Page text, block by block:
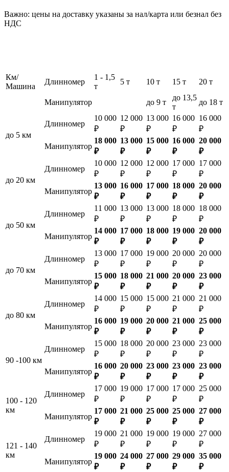
Важно: цены на доставку указаны за нал/карта или безнал без
НДС
Км/
Машина
Длинномер
1 - 1,5
т
5 т 10 т 15 т 20 т
Манипулятор до 9 т
до 13,5
т
до 18 т
до 5 км
Длинномер
10 000
₽
12 000
₽
13 000
₽
16 000
₽
16 000
₽
Манипулятор
18 000
₽
13 000
₽
15 000
₽
16 000
₽
20 000
₽
до 20 км
Длинномер
10 000
₽
12 000
₽
12 000
₽
17 000
₽
17 000
₽
Манипулятор
13 000
₽
16 000
₽
17 000
₽
18 000
₽
20 000
₽
до 50 км
Длинномер
11 000
₽
13 000
₽
13 000
₽
18 000
₽
18 000
₽
Манипулятор
14 000
₽
17 000
₽
18 000
₽
19 000
₽
20 000
₽
до 70 км
Длинномер
13 000
₽
17 000
₽
19 000
₽
20 000
₽
20 000
₽
Манипулятор
15 000
₽
18 000
₽
21 000
₽
20 000
₽
23 000
₽
до 80 км
Длинномер
14 000
₽
15 000
₽
15 000
₽
21 000
₽
21 000
₽
Манипулятор
16 000
₽
19 000
₽
20 000
₽
21 000
₽
25 000
₽
90 -100 км
Длинномер
15 000
₽
18 000
₽
20 000
₽
23 000
₽
23 000
₽
Манипулятор
16 000
₽
20 000
₽
23 000
₽
23 000
₽
23 000
₽
100 - 120
км
Длинномер
17 000
₽
19 000
₽
17 000
₽
17 000
₽
25 000
₽
Манипулятор
17 000
₽
21 000
₽
25 000
₽
25 000
₽
27 000
₽
121 - 140
км
Длинномер
19 000
₽
21 000
₽
19 000
₽
19 000
₽
27 000
₽
Манипулятор
19 000
₽
24 000
₽
27 000
₽
29 000
₽
35 000
₽